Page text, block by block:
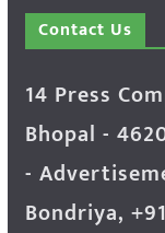
Contact Us
14 Press
Bhopal -
-
Bondriya,